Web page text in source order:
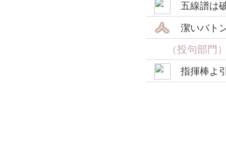
五線譜は
潔いバト
（投句部門
指揮棒よ